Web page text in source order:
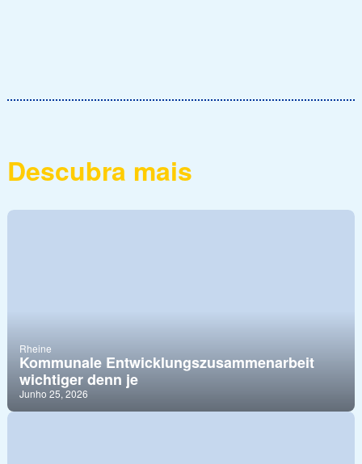
Descubra mais
Rheine
Kommunale Entwicklungszusammenarbeit
wichtiger denn je
Junho 25, 2026